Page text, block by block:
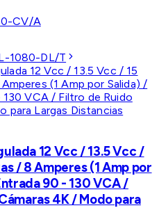
CV/A
1080-DL/T
12 Vcc / 13.5 Vcc /
/ 8 Amperes (1 Amp por
90 - 130 VCA /
4K / Modo para